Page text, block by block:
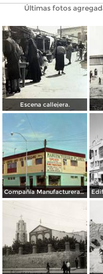
Últimas fotos
Escena callejera.
Compañía Manufacturera Plamex, en el cruce de Insurgentes y Paraguay